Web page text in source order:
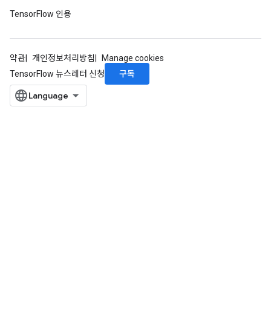
TensorFlow 인용
약관 개인정보처리방침
Manage cookies
TensorFlow 뉴스레터 신청
구독